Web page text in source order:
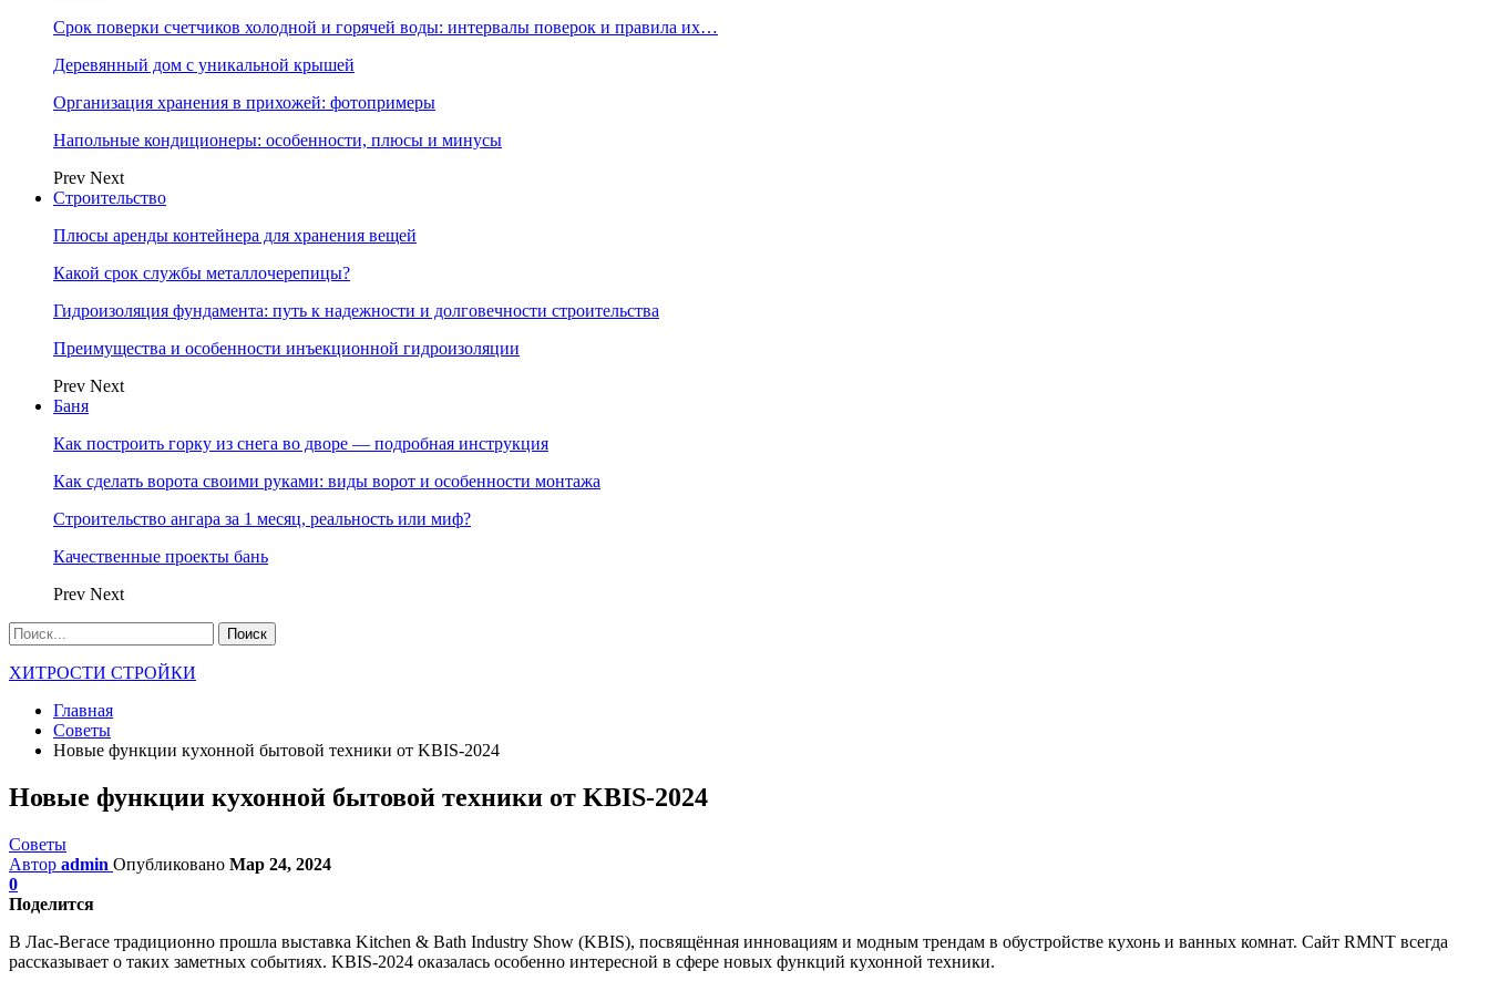
Срок поверки счетчиков холодной и горячей воды: интервалы поверок и правила их…
Деревянный дом с уникальной крышей
Организация хранения в прихожей: фотопримеры
Напольные кондиционеры: особенности, плюсы и минусы
Prev Next
Строительство
Плюсы аренды контейнера для хранения вещей
Какой срок службы металлочерепицы?
Гидроизоляция фундамента: путь к надежности и долговечности строительства
Преимущества и особенности инъекционной гидроизоляции
Prev Next
Баня
Как построить горку из снега во дворе — подробная инструкция
Как сделать ворота своими руками: виды ворот и особенности монтажа
Строительство ангара за 1 месяц, реальность или миф?
Качественные проекты бань
Prev Next
ХИТРОСТИ СТРОЙКИ
Главная
Советы
Новые функции кухонной бытовой техники от KBIS-2024
Новые функции кухонной бытовой техники от KBIS-2024
Советы
Автор admin Опубликовано Мар 24, 2024
0
Поделится
В Лас-Вегасе традиционно прошла выставка Kitchen & Bath Industry Show (KBIS), посвящённая инновациям и модным трендам в обустройстве кухонь и ванных комнат. Сайт RMNT всегда
рассказывает о таких заметных событиях. KBIS-2024 оказалась особенно интересной в сфере новых функций кухонной техники.